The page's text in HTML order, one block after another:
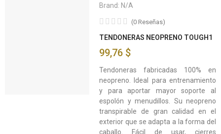
Brand: N/A
(0 Reseñas)
TENDONERAS NEOPRENO TOUGH1
99,76 $
Tendoneras fabricadas 100% en
neopreno. Ideal para entrenamiento
y para aportar mayor soporte al
espolón y menudillos. Su neopreno
transpirable de gran calidad en el
exterior que se adapta a la forma del
caballo. Fácil de usar, cierres